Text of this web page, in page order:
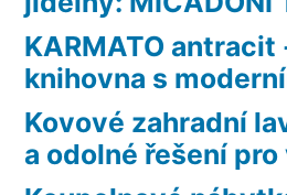
KARMATO antracit
knihovna s
Kovové zahradní
a odolné řešení